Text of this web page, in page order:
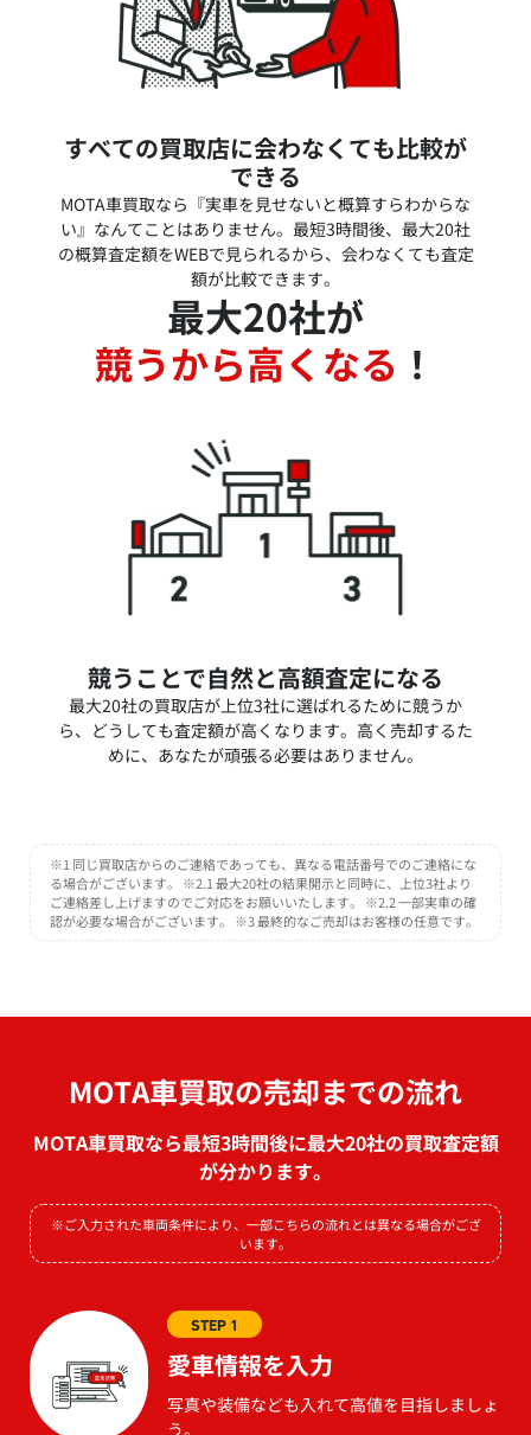
すべての買取店に会わなくても比較が
できる
MOTA車買取なら『実車を見せないと概算すらわからな
い』なんてことはありません。最短3時間後、最大20社
の概算査定額をWEBで見られるから、会わなくても査定
額が比較できます。
最大20社が
競うから高くなる ！
競うことで自然と高額査定になる
最大20社の買取店が上位3社に選ばれるために競うか
ら、どうしても査定額が高くなります。高く売却するた
めに、あなたが頑張る必要はありません。
※1 同じ買取店からのご連絡であっても、異なる電話番号でのご連絡にな
る場合がございます。 ※2.1 最大20社の結果開示と同時に、上位3社より
ご連絡差し上げますのでご対応をお願いいたします。 ※2.2 一部実車の確
認が必要な場合がございます。 ※3 最終的なご売却はお客様の任意です。
MOTA車買取の売却までの流れ
MOTA車買取なら最短3時間後に最大20社の買取査定額
が分かります。
※ご入力された車両条件により、一部こちらの流れとは異なる場合がござ
います。
STEP 1
愛車情報を入力
写真や装備なども入れて高値を目指しましょ
う。